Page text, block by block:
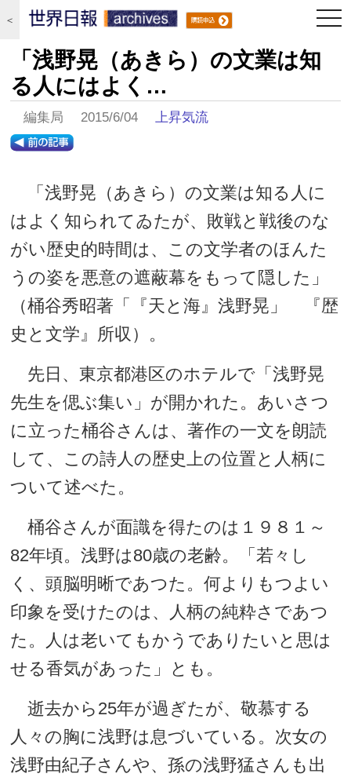
＜
「浅野晃（あきら）の文業は知
る人にはよく…
編集局 2015/6/04上昇気流
「浅野晃（あきら）の文業は知る人に
はよく知られてゐたが、敗戦と戦後のな
がい歴史的時間は、この文学者のほんた
うの姿を悪意の遮蔽幕をもって隠した」
（桶谷秀昭著「『天と海』浅野晃」 『歴
史と文学』所収）。
先日、東京都港区のホテルで「浅野晃
先生を偲ぶ集い」が開かれた。あいさつ
に立った桶谷さんは、著作の一文を朗読
して、この詩人の歴史上の位置と人柄に
ついて述べた。
桶谷さんが面識を得たのは１９８１～
82年頃。浅野は80歳の老齢。「若々し
く、頭脳明晰であつた。何よりもつよい
印象を受けたのは、人柄の純粋さであつ
た。人は老いてもかうでありたいと思は
せる香気があった」とも。
逝去から25年が過ぎたが、敬慕する
人々の胸に浅野は息づいている。次女の
浅野由紀子さんや、孫の浅野猛さんも出